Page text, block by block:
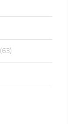
(63)